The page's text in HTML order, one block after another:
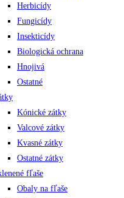
Herbicídy
Fungicídy
Insekticídy
Biologická ochrana
Hnojivá
Ostatné
Kónické zátky
Valcové zátky
Kvasné zátky
Ostatné zátky
fľaše
Obaly na fľaše